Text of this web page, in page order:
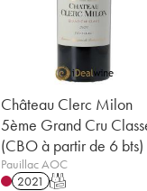
Château Clerc Milon
5ème Grand Cru
(CBO à partir de 6 bts)
Pauillac AOC
2021 T